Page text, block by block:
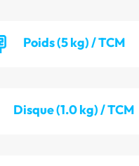
Poids (5 kg) / TCM
Disque (1.0 kg) / TCM